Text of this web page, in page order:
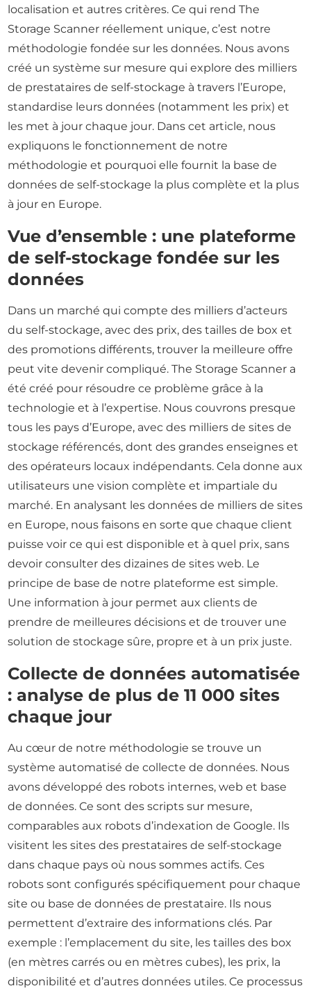
localisation et autres critères. Ce qui rend The
Storage Scanner réellement unique, c’est notre
méthodologie fondée sur les données. Nous avons
créé un système sur mesure qui explore des milliers
de prestataires de self-stockage à travers l’Europe,
standardise leurs données (notamment les prix) et
les met à jour chaque jour. Dans cet article, nous
expliquons le fonctionnement de notre
méthodologie et pourquoi elle fournit la base de
données de self-stockage la plus complète et la plus
à jour en Europe.
Vue d’ensemble : une plateforme
de self-stockage fondée sur les
données
Dans un marché qui compte des milliers d’acteurs
du self-stockage, avec des prix, des tailles de box et
des promotions différents, trouver la meilleure offre
peut vite devenir compliqué. The Storage Scanner a
été créé pour résoudre ce problème grâce à la
technologie et à l’expertise. Nous couvrons presque
tous les pays d’Europe, avec des milliers de sites de
stockage référencés, dont des grandes enseignes et
des opérateurs locaux indépendants. Cela donne aux
utilisateurs une vision complète et impartiale du
marché. En analysant les données de milliers de sites
en Europe, nous faisons en sorte que chaque client
puisse voir ce qui est disponible et à quel prix, sans
devoir consulter des dizaines de sites web. Le
principe de base de notre plateforme est simple.
Une information à jour permet aux clients de
prendre de meilleures décisions et de trouver une
solution de stockage sûre, propre et à un prix juste.
Collecte de données automatisée
: analyse de plus de 11 000 sites
chaque jour
Au cœur de notre méthodologie se trouve un
système automatisé de collecte de données. Nous
avons développé des robots internes, web et base
de données. Ce sont des scripts sur mesure,
comparables aux robots d’indexation de Google. Ils
visitent les sites des prestataires de self-stockage
dans chaque pays où nous sommes actifs. Ces
robots sont configurés spécifiquement pour chaque
site ou base de données de prestataire. Ils nous
permettent d’extraire des informations clés. Par
exemple : l’emplacement du site, les tailles des box
(en mètres carrés ou en mètres cubes), les prix, la
disponibilité et d’autres données utiles. Ce processus